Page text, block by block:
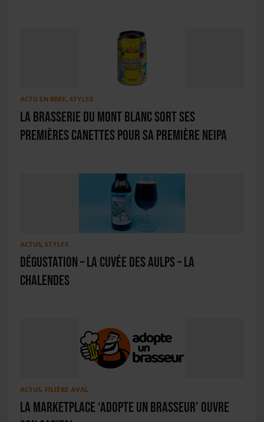
ACTU EN BREF, STYLES
La Brasserie du Mont Blanc sort ses
premières canettes pour sa première NEIPA
ACTUS, STYLES
Dégustation – La Cuvée des Aulps – La
Chalendes
ACTUS, FILIÈRE AVAL
La marketplace ‘Adopte un Brasseur’ ouvre